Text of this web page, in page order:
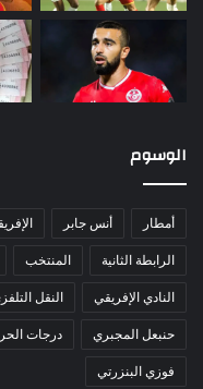
الوسوم
أمطار أنس جابر
الرابطة الثانية المنتخب
النادي الإفريقي النقل
حنبعل المجبري درجات
فوزي البنزرتي